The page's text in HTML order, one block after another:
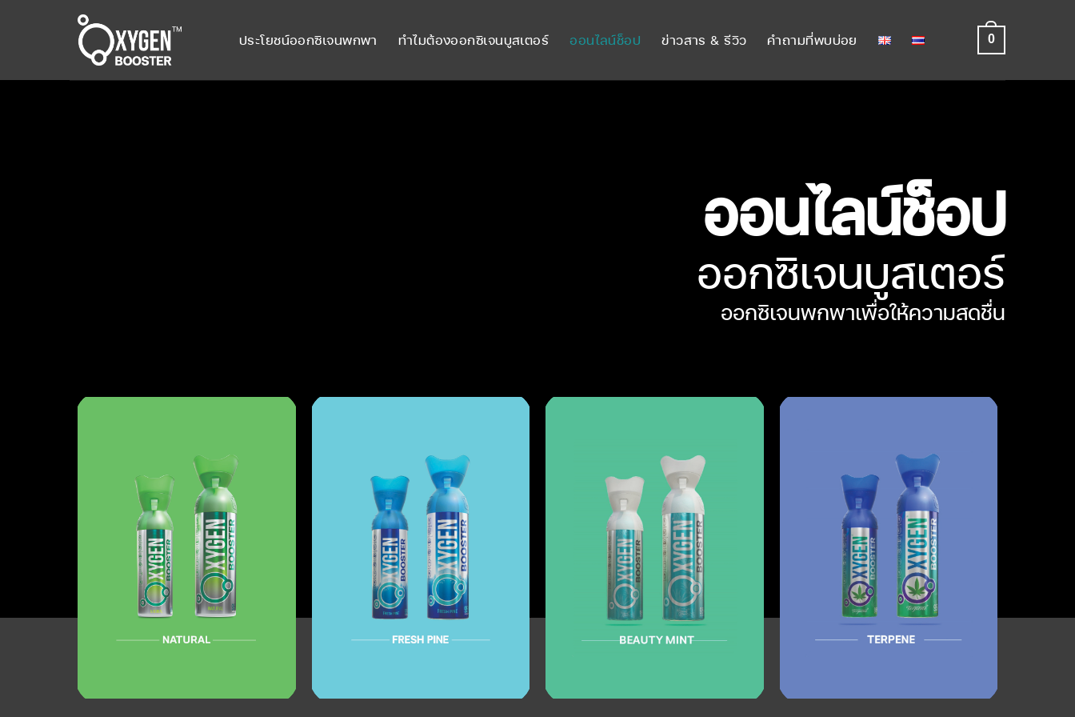
ประโยชน์ออกซิเจนพกพา ทำไมต้องออกซิเจนบูสเตอร์ ออนไลน์ช็อป ข่าวสาร & รีวิว คำถามที่พบบ่อย 0
ออนไลน์ช็อป
ออกซิเจนบูสเตอร์
ออกซิเจนพกพาเพื่อให้ความสดชื่น